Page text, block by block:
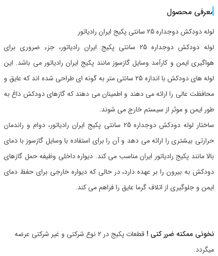
معرفی محصول
لوله دودکش دوجداره 25 سانتی پکیج ایران رادیاتور
لوله دودکش دوجداره 25 سانتی پکیج ایران رادیاتور، جزء ضروری برای
هواگیری ایمن و کارآمد وسایل گازسوز مانند پکیج ایران رادیاتور می باشد. این
لوله های دودکش با اندازه 25 سانتی متر به گونه ای طراحی شده اند که عایق و
محافظت عالی را ارائه می دهند و اطمینان می دهند که گازهای دودکش داغ به
طور ایمن و موثر از سیستم خارج می شوند.
ساختار لوله دودکش دوجداره 25 سانتی پکیج ایران رادیاتور، دوام و راندمان
حرارتی بیشتری را ارائه می دهد و آن را برای استفاده با وسایل گازسوز با دمای
بالا مانند پکیج رادیاتور ایران مناسب می کند. دیواره داخلی وظیفه حمل گازهای
دودکش به بیرون را بر عهده دارد، در حالی که دیواره خارجی برای حفظ دمای
ایمن و جلوگیری از اتلاف گرما عایق را فراهم می کند.
نخونی ممکنه ضرر کنی !
قطعات پکیج در 2 نوع شرکتی و غیر شرکتی عرضه
میگردد.